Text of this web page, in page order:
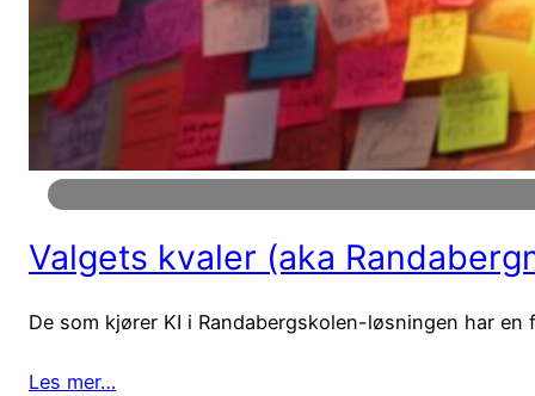
Valgets kvaler (aka
De som kjører KI i Randabergskolen-løsningen har
Les mer…